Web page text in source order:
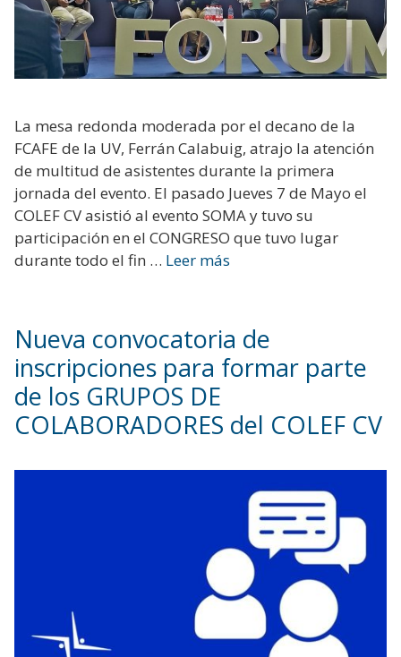
La mesa redonda moderada por el decano de la
FCAFE de la UV, Ferrán Calabuig, atrajo la atención
de multitud de asistentes durante la primera
jornada del evento. El pasado Jueves 7 de Mayo el
COLEF CV asistió al evento SOMA y tuvo su
participación en el CONGRESO que tuvo lugar
durante todo el fin … Leer más
Nueva convocatoria de
inscripciones para formar parte
de los GRUPOS DE
COLABORADORES del COLEF CV